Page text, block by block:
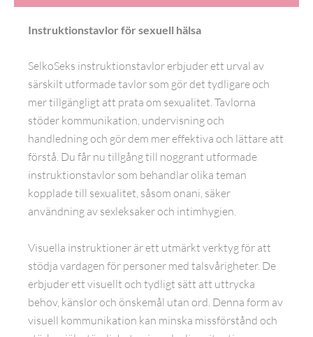
Instruktionstavlor för sexuell hälsa
SelkoSeks instruktionstavlor erbjuder ett urval av
särskilt utformade tavlor som gör det tydligare och
mer tillgängligt att prata om sexualitet. Tavlorna
stöder kommunikation, undervisning och
handledning och gör dem mer effektiva och lättare att
förstå. Du får nu tillgång till noggrant utformade
instruktionstavlor som behandlar olika teman
kopplade till sexualitet, såsom onani, säker
användning av sexleksaker och intimhygien.
Visuella instruktioner är ett utmärkt verktyg för att
stödja vardagen för personer med talsvårigheter. De
erbjuder ett visuellt och tydligt sätt att uttrycka
behov, känslor och önskemål utan ord. Denna form av
visuell kommunikation kan minska missförstånd och